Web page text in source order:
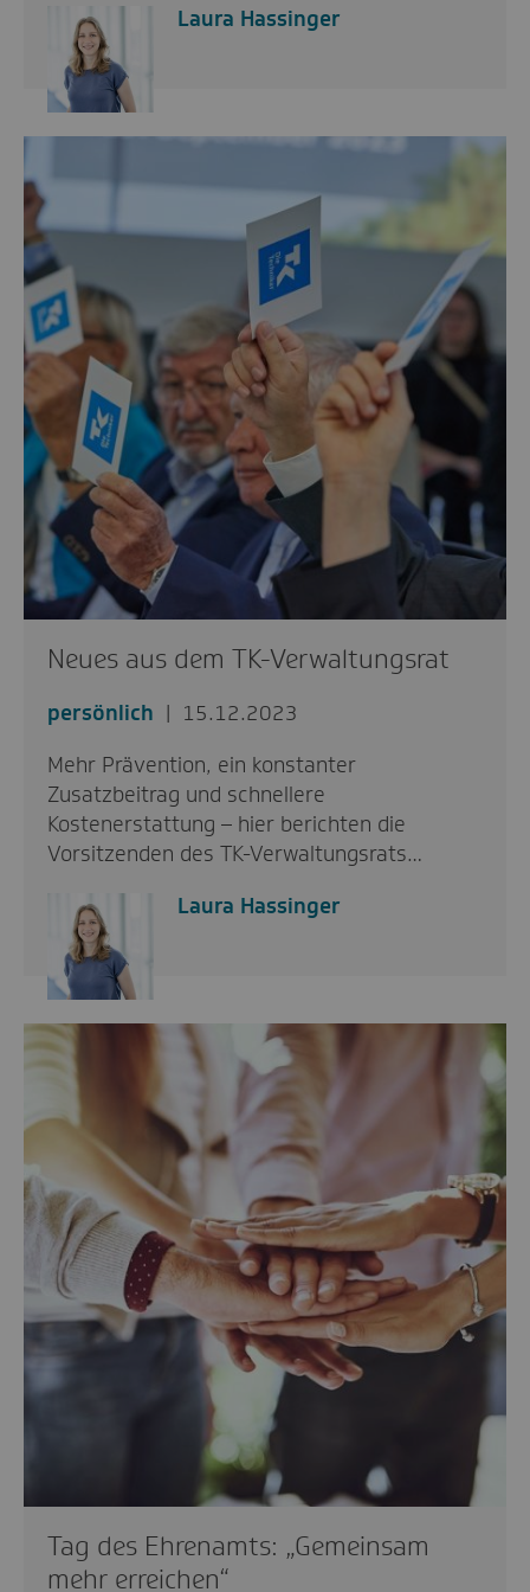
Laura Hassinger
Neues aus dem TK-Verwaltungsrat
persönlich
15.12.2023
Mehr Prävention, ein konstanter
Zusatzbeitrag und schnellere
Kostenerstattung – hier berichten die
Vorsitzenden des TK-Verwaltungsrats…
Laura Hassinger
Tag des Ehrenamts: „Gemeinsam
mehr erreichen“